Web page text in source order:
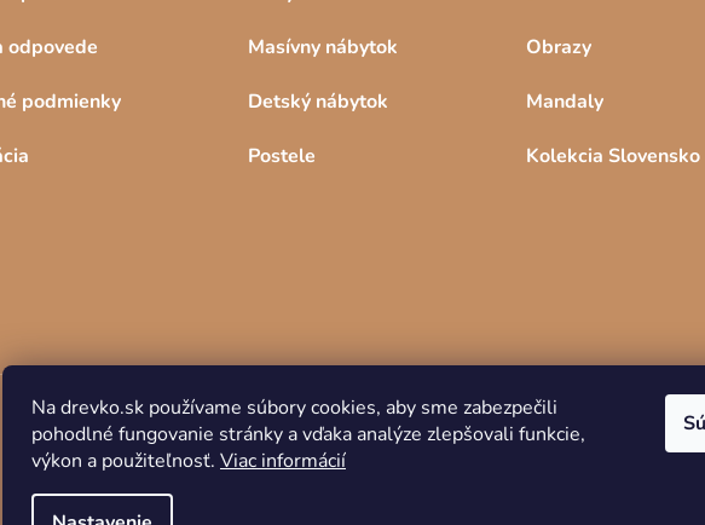
Na drevko.sk používame súbory cookies, aby sme zabezpečili
pohodlné fungovanie stránky a vďaka analýze zlepšovali funkcie,
výkon a použiteľnosť. Viac informácií
odpovede
podmienky
Masívny nábytok
Detský nábytok
Postele
Obrazy
Mandaly
Kolekcia Slovensko
Copyright 2026DREVKO